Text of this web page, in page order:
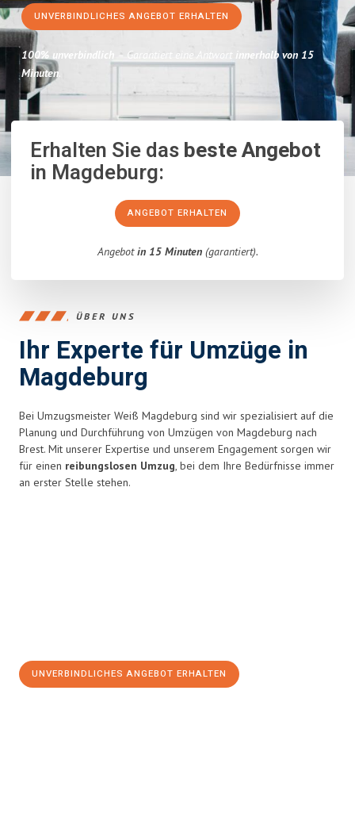
UNVERBINDLICHES ANGEBOT ERHALTEN
100% unverbindlich – Garantiert eine Antwort innerhalb von 15
Minuten.
Erhalten Sie dasbeste Angebot
in Magdeburg:
ANGEBOT ERHALTEN
Angebotin 15 Minuten(garantiert).
ÜBER UNS
Ihr Experte für Umzüge in
Magdeburg
Bei Umzugsmeister Weiß Magdeburg sind wir spezialisiert auf die
Planung und Durchführung von Umzügen von Magdeburg nach
Brest. Mit unserer Expertise und unserem Engagement sorgen wir
für einen reibungslosen Umzug, bei dem Ihre Bedürfnisse immer
an erster Stelle stehen.
UNVERBINDLICHES ANGEBOT ERHALTEN